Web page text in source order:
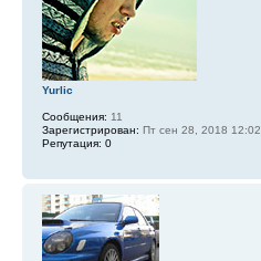
Yurlic
Сообщения: 11
Зарегистрирован: Пт сен 28, 2018 12:02
Репутация: 0